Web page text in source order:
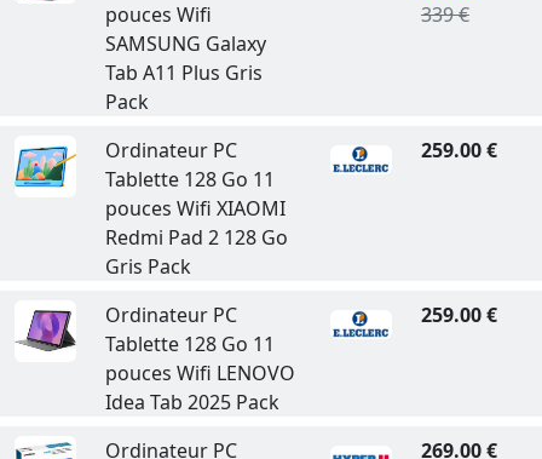
pouces Wifi
SAMSUNG Galaxy
Tab A11 Plus Gris
Pack
339 €
Ordinateur PC
Tablette 128 Go 11
pouces Wifi XIAOMI
Redmi Pad 2 128 Go
Gris Pack
259.00 €
Ordinateur PC
Tablette 128 Go 11
pouces Wifi LENOVO
Idea Tab 2025 Pack
259.00 €
Ordinateur PC
269.00 €